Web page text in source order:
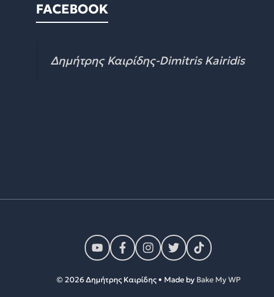
FACEBOOK
Δημήτρης Καιρίδης-Dimitris Kairidis
© 2026 Δημήτρης Καιρίδης • Made by Bake My WP